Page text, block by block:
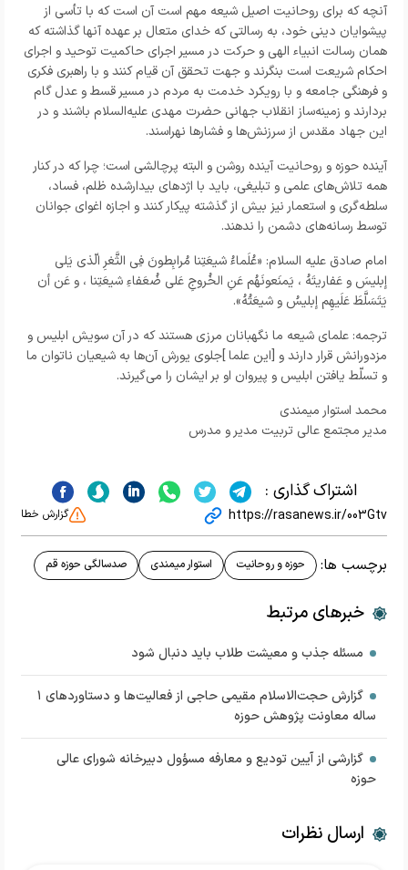
آنچه که برای روحانیت اصیل شیعه مهم است آن است که با تأسی از
پیشوایان دینی خود، به رسالتی که خدای متعال بر عهده آنها گذاشته که
همان رسالت انبیاء الهی و حرکت در مسیر اجرای حاکمیت توحید و اجرای
احکام شریعت است بنگرند و جهت تحقق آن قیام کنند و با راهبری فکری
و فرهنگی جامعه و با رویکرد خدمت به مردم در مسیر قسط و عدل گام
بردارند و زمینه‌ساز انقلاب جهانی حضرت مهدی علیه‌السلام باشند و در
این جهاد مقدس از سرزنش‌ها و فشارها نهراسند.
آینده حوزه و روحانیت آینده روشن و البته پرچالشی است؛ چرا که در کنار
همه تلاش‌های علمی و تبلیغی، باید با اژدهای بیدارشده ظلم، فساد،
سلطه‌گری و استعمار نیز بیش از گذشته پیکار کنند و اجازه اغوای جوانان
توسط رسانه‌های دشمن را ندهند.
امام صادق علیه السلام: «عُلَماءُ شيعَتِنا مُرابِطونَ فِي الثَّغرِ الّذي يَلي
إبليسَ و عَفاريتَهُ ، يَمنَعونَهُم عَنِ الخُروجِ عَلى ضُعَفاءِ شيعَتِنا ، و عَن أن
يَتَسَلَّطَ عَلَيهِم إبليسُ و شيعَتُهُ».
ترجمه: علماى شيعه ما نگهبانان مرزى هستند كه در آن سويش ابليس و
مزدورانش قرار دارند و [اين علما ]جلوى يورش آن‌ها به شيعيان ناتوان ما
و تسلّط يافتن ابليس و پيروان او بر ايشان را مى‌گيرند.
محمد استوار میمندی
مدیر مجتمع عالی تربیت مدیر و مدرس
اشتراک گذاری :
https://rasanews.ir/003Gtv گزارش خطا
برچسب ها: حوزه و روحانیت استوار میمندی صدسالگی حوزه قم
خبرهای مرتبط
مسئله جذب و معیشت طلاب باید دنبال شود
گزارش حجت‌الاسلام مقیمی حاجی از فعالیت‌ها و دستاورد‌های ۱
ساله معاونت پژوهش حوزه
گزارشی از آیین تودیع و معارفه مسؤول دبیرخانه شورای عالی
حوزه
ارسال نظرات